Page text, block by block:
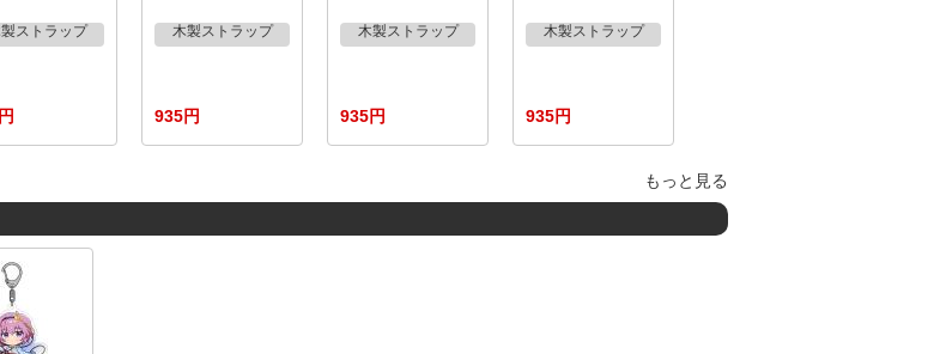
ストラップ 木製ストラップ
935円
木製ストラップ
935円
木製ストラップ
935円
もっと見る